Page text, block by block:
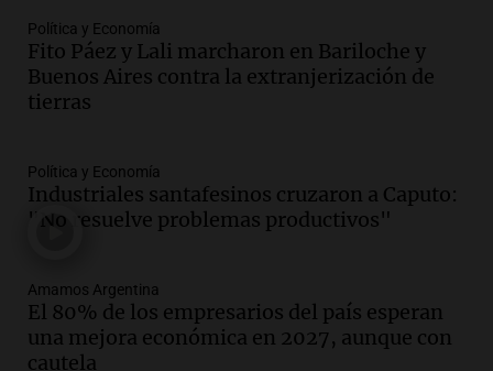
sobre los parques educativos
Amamos Argentina
Episodios
Audio.
durante la primavera
Informados al regreso
Episodios
tras fuertes vientos
Panorama Federal
Episodios
Política y Economía
Fito Páez y Lali marcharon en Bariloche y
Buenos Aires contra la extranjerización de
tierras
Política y Economía
Industriales santafesinos cruzaron a Caputo:
"No resuelve problemas productivos"
Amamos Argentina
El 80% de los empresarios del país esperan
una mejora económica en 2027, aunque con
cautela